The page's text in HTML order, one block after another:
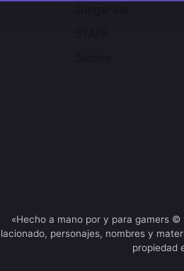
«Hecho a mano por y para gamers
personajes, nombres y
propiedad